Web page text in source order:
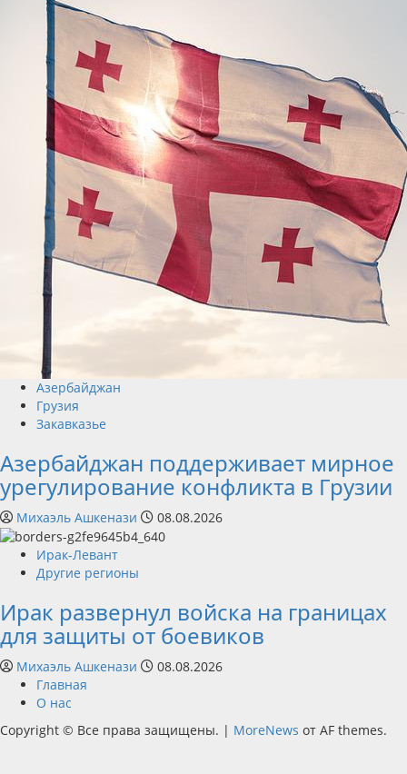
Азербайджан
Грузия
Закавказье
Азербайджан поддерживает мирное
урегулирование конфликта в Грузии
Михаэль Ашкенази 08.08.2026
Ирак-Левант
Другие регионы
Ирак развернул войска на границах
для защиты от боевиков
Михаэль Ашкенази
08.08.2026
Главная
О нас
Copyright © Все права защищены. | MoreNews от AF themes.